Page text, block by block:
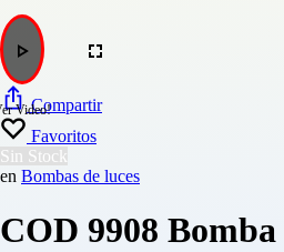
Compartir
Favoritos
Sin Stock
en Bombas de luces
COD 9908 Bomba